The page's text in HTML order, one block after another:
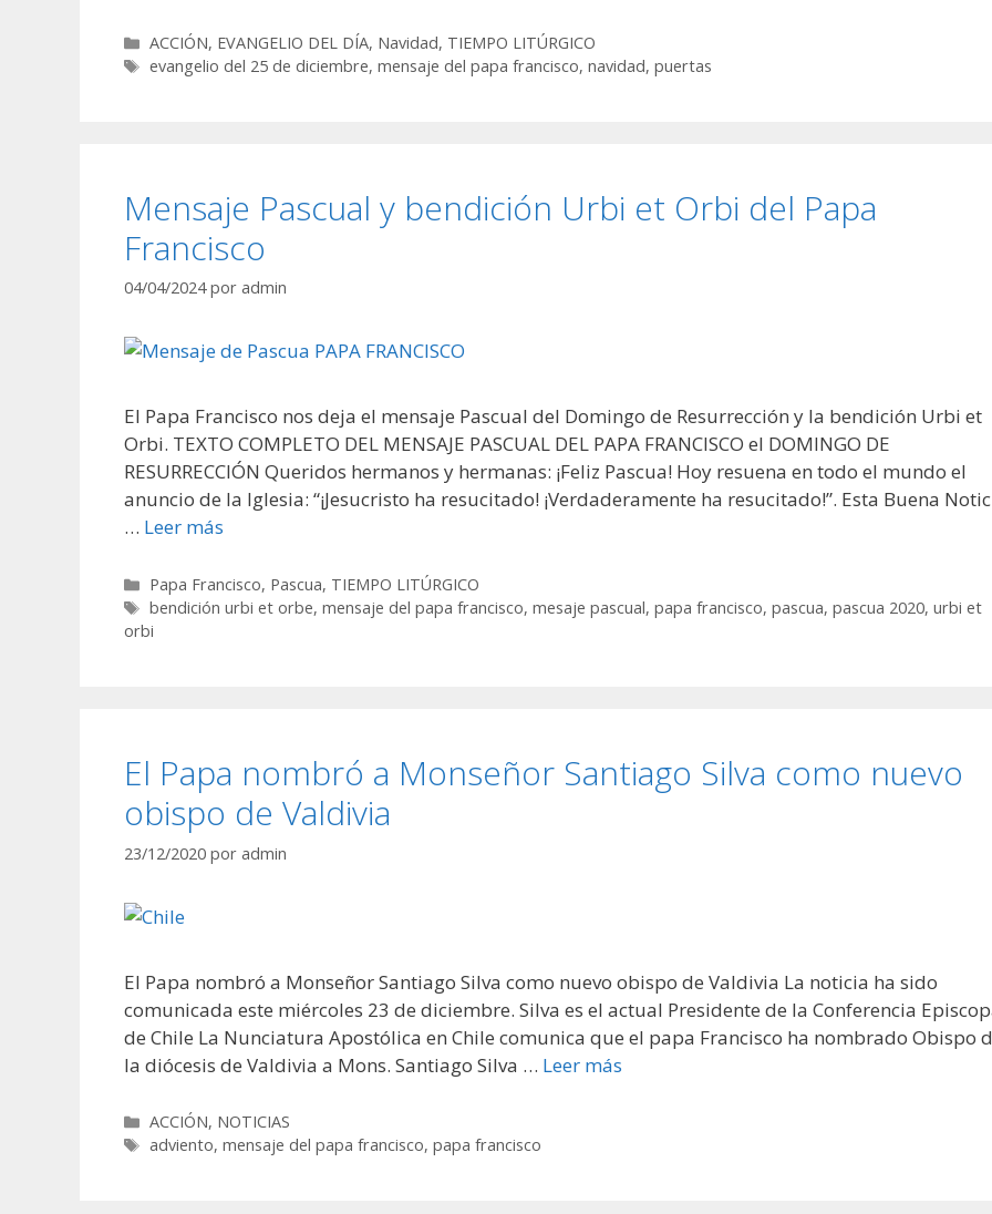
Categorías
ACCIÓN, EVANGELIO DEL DÍA, Navidad, TIEMPO LITÚRGICO
Etiquetas
evangelio del 25 de diciembre,mensaje del papa francisco,navidad,puertas
Mensaje Pascual y bendición Urbi et Orbi del Papa
Francisco
04/04/2024 por admin
El Papa Francisco nos deja el mensaje Pascual del Domingo de Resurrección y la bendición Urbi et
Orbi. TEXTO COMPLETO DEL MENSAJE PASCUAL DEL PAPA FRANCISCO el DOMINGO DE
RESURRECCIÓN Queridos hermanos y hermanas: ¡Feliz Pascua! Hoy resuena en todo el mundo el
anuncio de la Iglesia: “¡Jesucristo ha resucitado! ¡Verdaderamente ha resucitado!”. Esta Buena
… Leer más
Categorías
Papa Francisco, Pascua, TIEMPO LITÚRGICO
Etiquetas
bendición urbi et orbe,mensaje del papa francisco,mesaje pascual,papa francisco,pascua,pascua 2020,urbi et
orbi
El Papa nombró a Monseñor Santiago Silva como nuevo
obispo de Valdivia
23/12/2020 por admin
El Papa nombró a Monseñor Santiago Silva como nuevo obispo de Valdivia La noticia ha sido
comunicada este miércoles 23 de diciembre. Silva es el actual Presidente de la Conferencia
de Chile La Nunciatura Apostólica en Chile comunica que el papa Francisco ha nombrado Obispo
la diócesis de Valdivia a Mons. Santiago Silva … Leer más
Categorías
ACCIÓN, NOTICIAS
Etiquetas
adviento,mensaje del papa francisco,papa francisco